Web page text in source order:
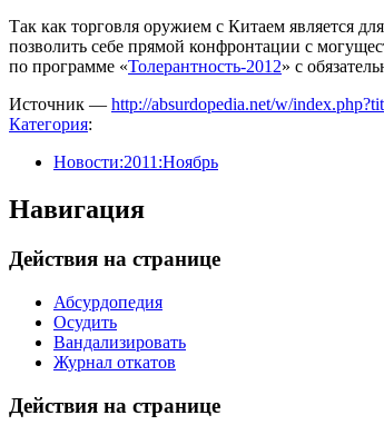
Так как торговля оружием с Китаем является
позволить себе прямой конфронтации с
по программе «Толерантность-2012» с
Источник — http://absurdopedia.net/w/
Категория:
Новости:2011:Ноябрь
Навигация
Действия на странице
Абсурдопедия
Осудить
Вандализировать
Журнал откатов
Действия на странице